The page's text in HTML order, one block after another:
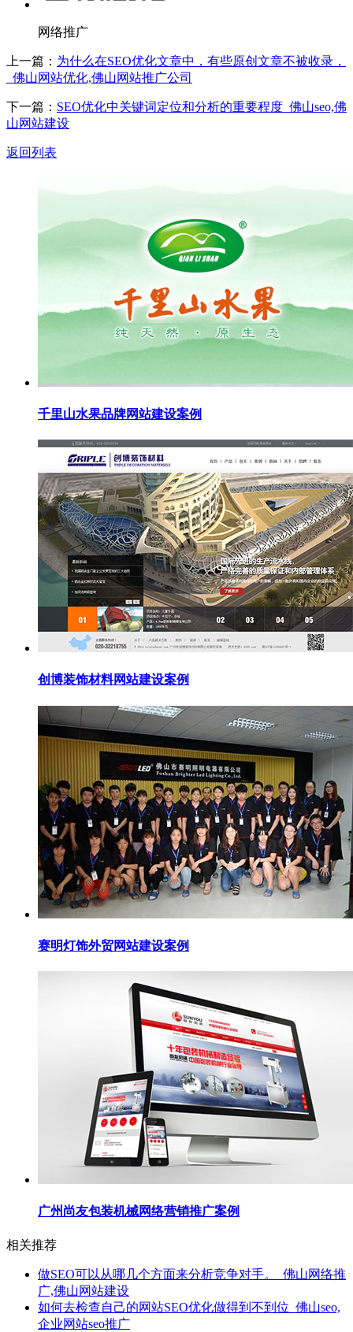
网络推广
上一篇： 为什么在SEO优化文章中，有些原创文章不被收录，
_佛山网站优化,佛山网站推广公司
下一篇： SEO优化中关键词定位和分析的重要程度_佛山seo,佛
山网站建设
返回列表
千里山水果品牌网站建设案例
创博装饰材料网站建设案例
赛明灯饰外贸网站建设案例
广州尚友包装机械网络营销推广案例
相关推荐
做SEO可以从哪几个方面来分析竞争对手。_佛山网络推
广,佛山网站建设
如何去检查自己的网站SEO优化做得到不到位_佛山seo,
企业网站seo推广